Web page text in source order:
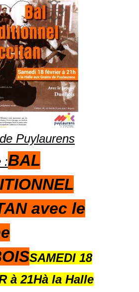
Puylaurens
:BAL
avec le
SAMEDI 18
à 21Hà la Halle